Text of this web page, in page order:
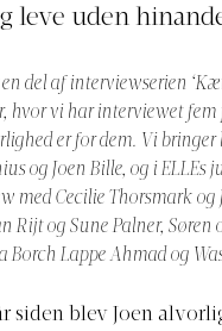
leve uden
del af interviewserien
hvor vi har interviewet fem
er for dem. Vi bringer
og Joen Bille, og i ELLEs
med Cecilie Thorsmark og
Rijt og Sune Palner, Søren
Borch Lappe Ahmad og
siden blev Joen